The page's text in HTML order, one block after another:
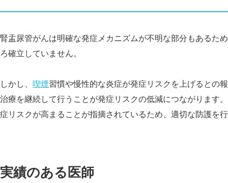
腎盂尿管がんは明確な発症メカニズムが不明な部分もあるた
ろ確立していません。
しかし、 喫煙習慣や慢性的な炎症が発症リスクを上げるとの
治療を継続して行うことが発症リスクの低減につながります
症リスクが高まることが指摘されているため、適切な防護を
実績のある医師